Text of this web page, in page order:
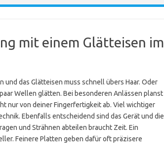
mit einem Glätteisen im
das Glätteisen muss schnell übers Haar. Oder
Wellen glätten. Bei besonderen Anlässen planst
nur von deiner Fingerfertigkeit ab. Viel wichtiger
Ebenfalls entscheidend sind das Gerät und die
und Strähnen abteilen braucht Zeit. Ein
Feinere Platten geben dafür oft präzisere